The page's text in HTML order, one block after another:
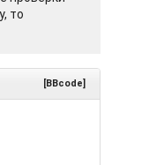
то
[BBcode]